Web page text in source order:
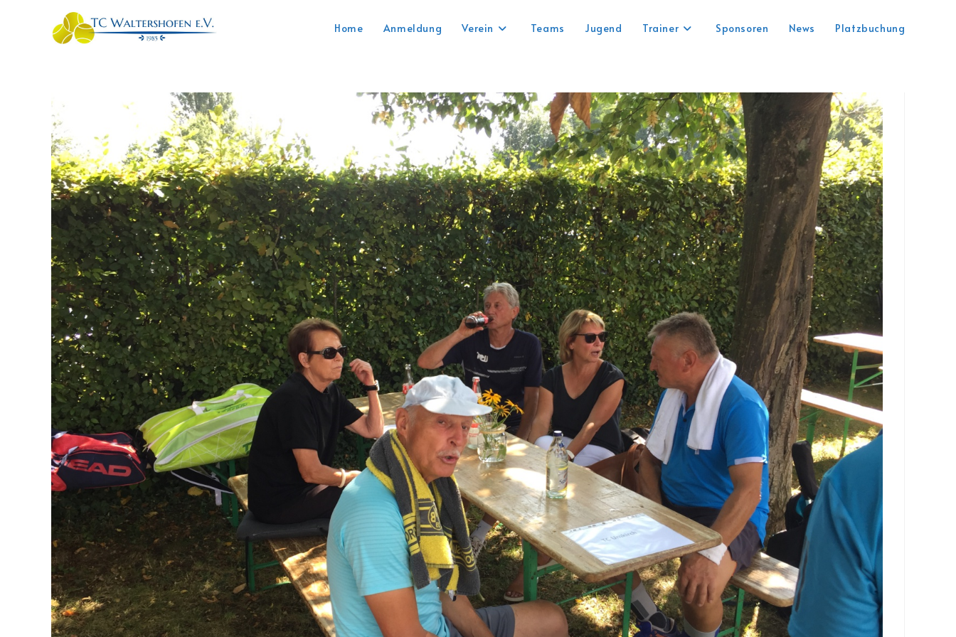
Home Anmeldung Verein Teams Jugend Trainer Sponsoren News Platzbuchung